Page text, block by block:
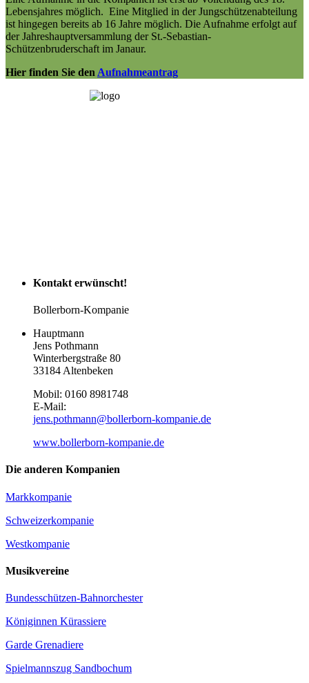
Lebensjahres möglich. Eine Mitglied in der Jungschützenabteilung
ist hingegen bereits ab 16 Jahre möglich. Die Aufnahme erfolgt auf
der Jahreshauptversammlung der St.-Sebastian-
Schützenbruderschaft im Janaur.
Hier finden Sie den Aufnahmeantrag
Kontakt erwünscht!
Bollerborn-Kompanie
Hauptmann
Jens Pothmann
Winterbergstraße 80
33184 Altenbeken
Mobil: 0160 8981748
E-Mail:
jens.pothmann@bollerborn-kompanie.de
www.bollerborn-kompanie.de
Die anderen Kompanien
Markkompanie
Schweizerkompanie
Westkompanie
Musikvereine
Bundesschützen-Bahnorchester
Königinnen Kürassiere
Garde Grenadiere
Spielmannszug Sandbochum